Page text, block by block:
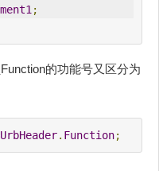
;
的功能号又区分为
UrbHeader. Function;